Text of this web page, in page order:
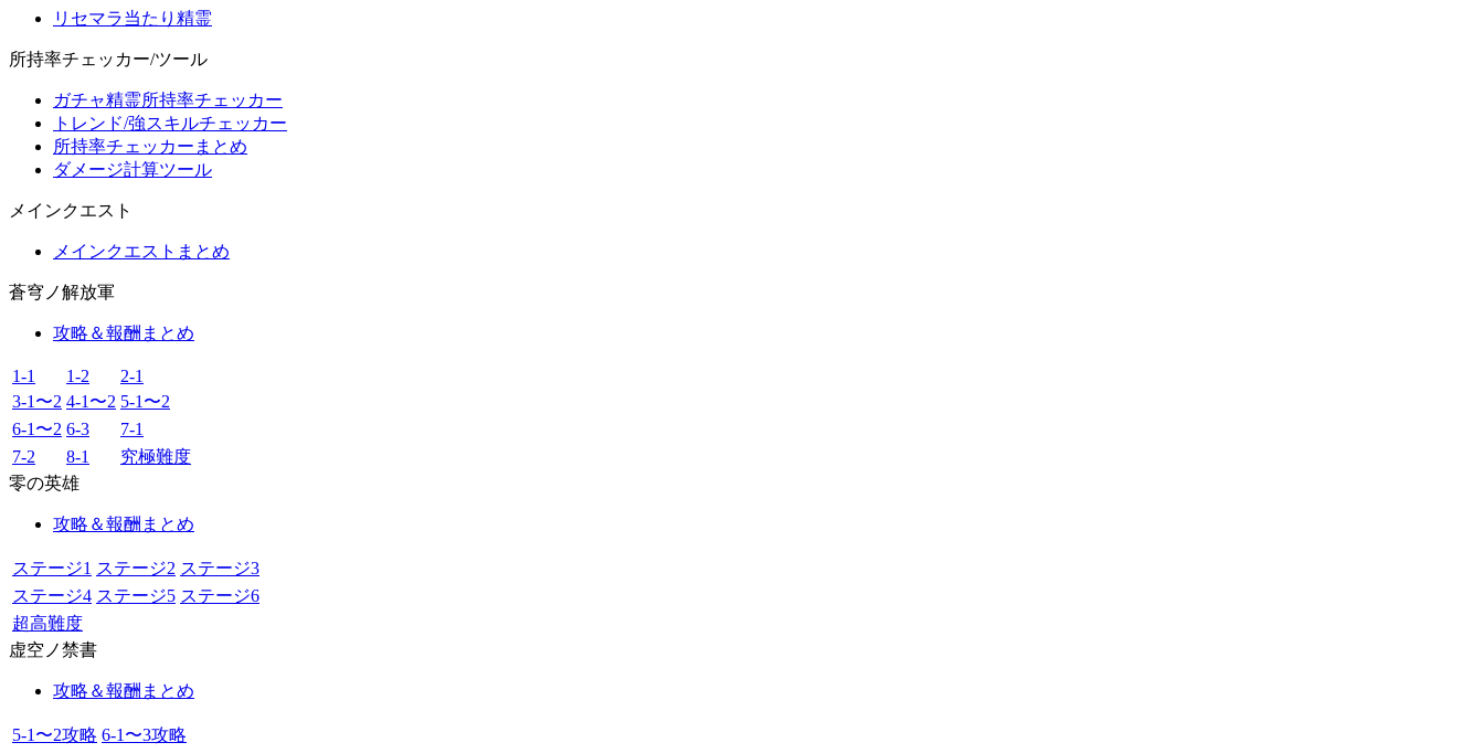
リセマラ当たり精霊
所持率チェッカー/ツール
ガチャ精霊所持率チェッカー
トレンド/強スキルチェッカー
所持率チェッカーまとめ
ダメージ計算ツール
メインクエスト
メインクエストまとめ
蒼穹ノ解放軍
攻略＆報酬まとめ
1-1 1-2
2-1
3-1〜2 4-1〜2 5-1〜2
6-1〜2 6-3
7-1
7-2
8-1
究極難度
零の英雄
攻略＆報酬まとめ
ステージ1 ステージ2 ステージ3
ステージ4 ステージ5 ステージ6
超高難度
虚空ノ禁書
攻略＆報酬まとめ
5-1〜2攻略 6-1〜3攻略